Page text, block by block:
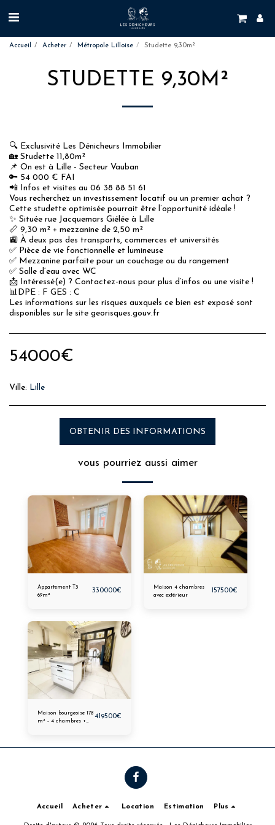
Accueil Acheter Métropole Lilloise Studette 9,30m²
STUDETTE 9,30M²
🔍 Exclusivité Les Dénicheurs Immobilier
🏡 Studette 11,80m²
📌 On est à Lille - Secteur Vauban
🔑 54 000 € FAI
📲 Infos et visites au 06 38 88 51 61
Vous recherchez un investissement locatif ou un premier achat ?
Cette studette optimisée pourrait être l’opportunité idéale !
✨ Située rue Jacquemars Giélée à Lille
📏 9,30 m² + mezzanine de 2,50 m²
🚉 À deux pas des transports, commerces et universités
✅ Pièce de vie fonctionnelle et lumineuse
✅ Mezzanine parfaite pour un couchage ou du rangement
✅ Salle d’eau avec WC
📩 Intéressé(e) ? Contactez-nous pour plus d’infos ou une visite !
📊DPE : F GES : C
Les informations sur les risques auxquels ce bien est exposé sont
disponibles sur le site georisques.gouv.fr
54000€
Ville: Lille
OBTENIR DES INFORMATIONS
vous pourriez aussi aimer
Appartement T3
69m²
330000€
Maison 4 chambres
avec extérieur
157500€
Maison bourgeoise 178
m² - 4 chambres +
419500€
Accueil Acheter Location Estimation Plus